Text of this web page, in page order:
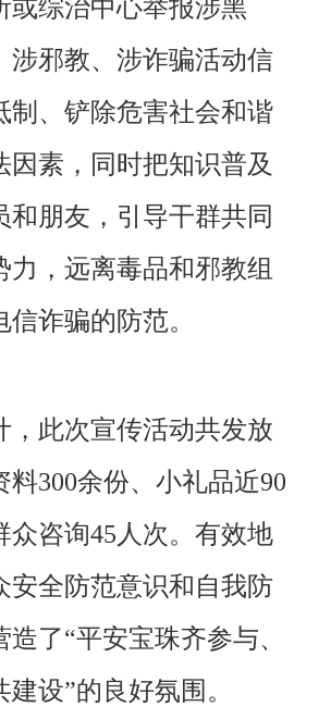
或综治中心举报涉黑
涉邪教、涉诈骗活动信
制、铲除危害社会和谐
因素，同时把知识普及
和朋友，引导干群共同
力，远离毒品和邪教组
诈骗的防范。
此次宣传活动共发放
料300余份、小礼品近90
众咨询45人次。有效地
安全防范意识和自我防
了“平安宝珠齐参与、
设”的良好氛围。